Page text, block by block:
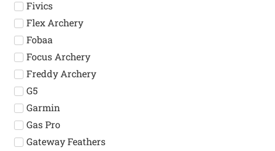
Fivics
Flex Archery
Fobaa
Focus Archery
Freddy Archery
G5
Garmin
Gas Pro
Gateway Feathers